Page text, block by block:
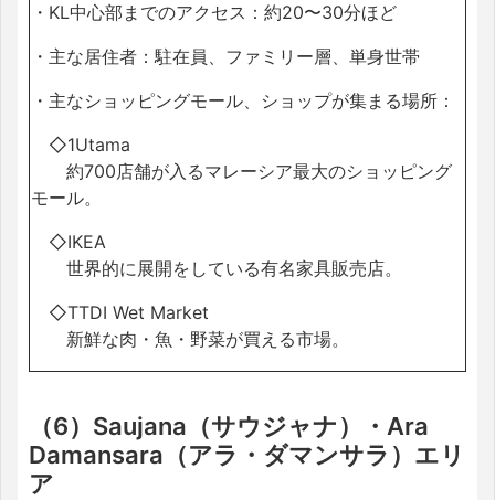
・KL中心部までのアクセス：約20〜30分ほど
・主な居住者：駐在員、ファミリー層、単身世帯
・主なショッピングモール、ショップが集まる場所：
◇1Utama
約700店舗が入るマレーシア最大のショッピング
モール。
◇IKEA
世界的に展開をしている有名家具販売店。
◇TTDI Wet Market
新鮮な肉・魚・野菜が買える市場。
（6）Saujana（サウジャナ）・Ara
Damansara（アラ・ダマンサラ）エリ
ア